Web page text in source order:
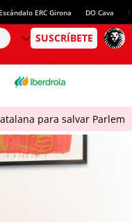
Escándalo ERC Girona DO Cava
para salvar Parlem